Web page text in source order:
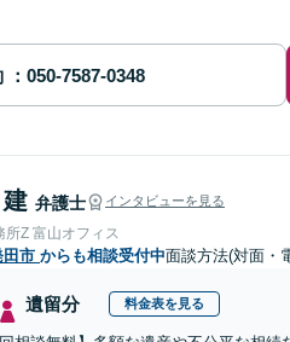
弁護士 インタビューを見る
所Z 富山オフィス
田市 からも相談受付中面談方法(対面・
遺留分 料金表を見る